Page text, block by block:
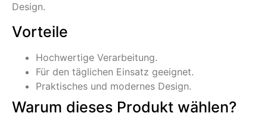
Design.
Vorteile
Hochwertige Verarbeitung.
Für den täglichen Einsatz geeignet.
Praktisches und modernes Design.
Warum dieses Produkt wählen?